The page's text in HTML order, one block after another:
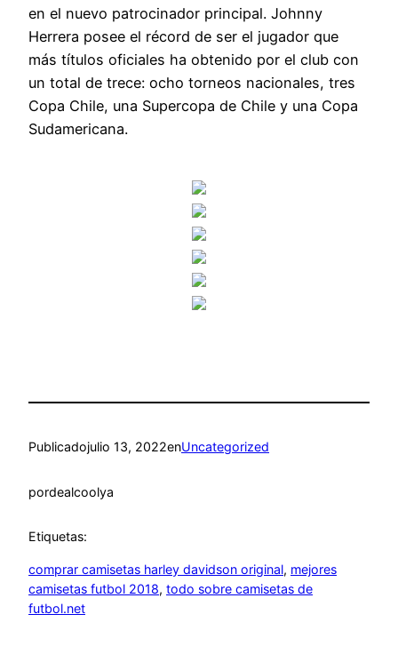
en el nuevo patrocinador principal. Johnny
Herrera posee el récord de ser el jugador que
más títulos oficiales ha obtenido por el club con
un total de trece: ocho torneos nacionales, tres
Copa Chile, una Supercopa de Chile y una Copa
Sudamericana.
Publicadojulio 13, 2022enUncategorized
pordealcoolya
Etiquetas:
comprar camisetas harley davidson original, mejores
camisetas futbol 2018, todo sobre camisetas de
futbol.net